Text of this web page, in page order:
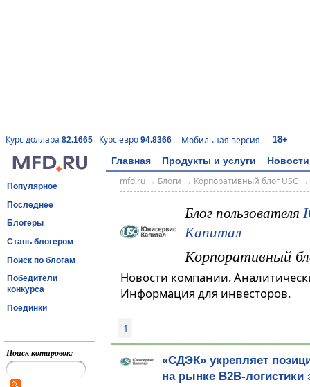
Курс доллара 82.1665 Курс евро 94.8366 Мобильная версия 18+
Главная Продукты и услуги Новости
Популярное
Последнее
Блогеры
Стань блогером
Поиск по блогам
Победители
конкурса
Поединки
Поиск котировок:
mfd.ru→ Блоги → Корпоративный блог USC →
Блог пользователя
Капитал
Корпоративный
Новости компании.
Информация для инвесторов.
1
«СДЭК» укрепляет
на рынке B2B-логистики